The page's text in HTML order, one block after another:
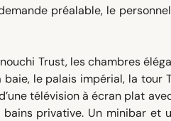
préalable, le
Trust, les chambres
le palais impérial, la tour
télévision à écran plat
bains privative. Un minibar et